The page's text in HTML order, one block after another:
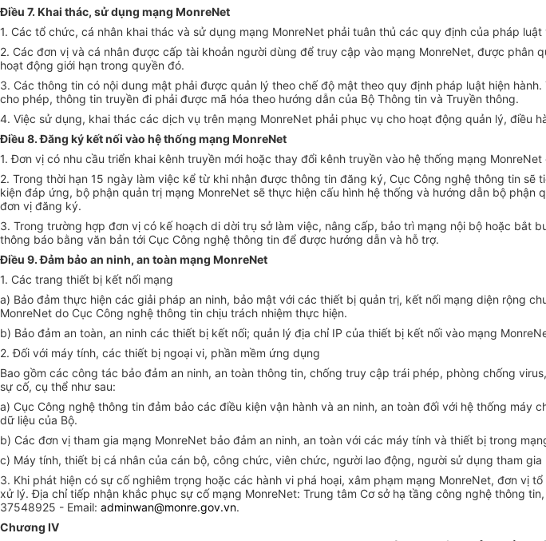
Điều 7. Khai thác, sử dụng mạng MonreNet
1. Các tổ chức, cá nhân khai thác và sử dụng mạng MonreNet phải tuân thủ các quy định của pháp
2. Các đơn vị và cá nhân được cấp tài khoản người dùng để truy cập vào mạng MonreNet, được
hoạt động giới hạn trong quyền đó.
3. Các thông tin có nội dung mật phải được quản lý theo chế độ mật theo quy định pháp luật hiện
cho phép, thông tin truyền đi phải được mã hóa theo hướng dẫn của Bộ Thông tin và Truyền thông.
4. Việc sử dụng, khai thác các dịch vụ trên mạng MonreNet phải phục vụ cho hoạt động quản lý, điều
Điều 8. Đăng ký kết nối vào hệ thống mạng MonreNet
1. Đơn vị có nhu cầu triển khai kênh truyền mới hoặc thay đổi kênh truyền vào hệ thống mạng
2. Trong thời hạn 15 ngày làm việc kể từ khi nhận được thông tin đăng ký, Cục Công nghệ thông tin
kiện đáp ứng, bộ phận quản trị mạng MonreNet sẽ thực hiện cấu hình hệ thống và hướng dẫn bộ
đơn vị đăng ký.
3. Trong trường hợp đơn vị có kế hoạch di dời trụ sở làm việc, nâng cấp, bảo trì mạng nội bộ hoặc
thông báo bằng văn bản tới Cục Công nghệ thông tin để được hướng dẫn và hỗ trợ.
Điều 9. Đảm bảo an ninh, an toàn mạng MonreNet
1. Các trang thiết bị kết nối mạng
a) Bảo đảm thực hiện các giải pháp an ninh, bảo mật với các thiết bị quản trị, kết nối mạng diện rộng
MonreNet do Cục Công nghệ thông tin chịu trách nhiệm thực hiện.
b) Bảo đảm an toàn, an ninh các thiết bị kết nối; quản lý địa chỉ IP của thiết bị kết nối vào mạng
2. Đối với máy tính, các thiết bị ngoại vi, phần mềm ứng dụng
Bao gồm các công tác bảo đảm an ninh, an toàn thông tin, chống truy cập trái phép, phòng chống
sự cố, cụ thể như sau:
a) Cục Công nghệ thông tin đảm bảo các điều kiện vận hành và an ninh, an toàn đối với hệ thống máy
dữ liệu của Bộ.
b) Các đơn vị tham gia mạng MonreNet bảo đảm an ninh, an toàn với các máy tính và thiết bị trong
c) Máy tính, thiết bị cá nhân của cán bộ, công chức, viên chức, người lao động, người sử dụng tham
3. Khi phát hiện có sự cố nghiêm trọng hoặc các hành vi phá hoại, xâm phạm mạng MonreNet, đơn
xử lý. Địa chỉ tiếp nhận khắc phục sự cố mạng MonreNet: Trung tâm Cơ sở hạ tầng công nghệ thông
37548925 - Email: adminwan@monre.gov.vn.
Chương IV